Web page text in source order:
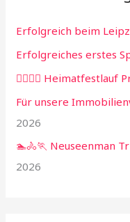
Erfolgreich beim
Erfolgreiches erstes
🏃‍♂️🏃‍♀️ Heimatfestlauf
Für unsere
2026
🏊🚴🏃 Neuseenman
2026